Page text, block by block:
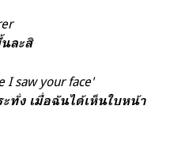
ละสิ
I saw your face'
ทั่ง เมื่อฉันได้เห็นใบหน้า